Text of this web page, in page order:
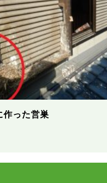
作った営巣